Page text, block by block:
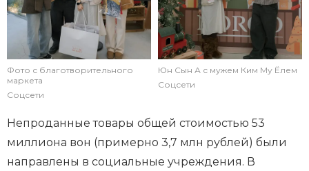
Фото с благотворительного
маркета
Соцсети
Юн Сын А с мужем Ким Му Ёлем
Соцсети
Непроданные товары общей стоимостью 53
миллиона вон (примерно 3,7 млн рублей) были
направлены в социальные учреждения. В